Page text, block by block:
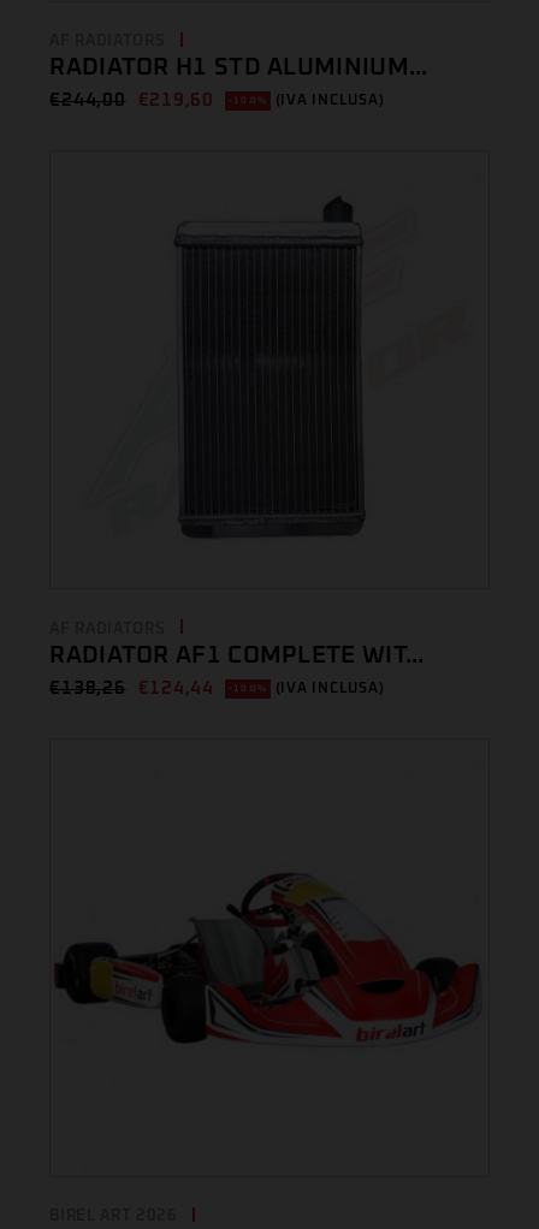
RADIATOR H1 STD ALUMINIUM...
€244,00 €219,60 -10.0% (IVA INCLUSA)
RADIATOR AF1 COMPLETE WIT...
€138,26 € 124,44 -10.0% (IVA INCLUSA)